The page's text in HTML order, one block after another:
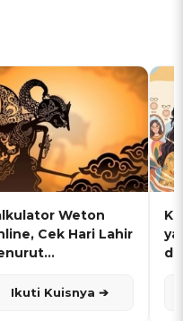
Weton
Cek Hari Lahir
Ikuti Kuisnya ➔